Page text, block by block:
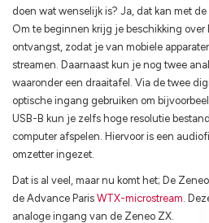
doen wat wenselijk is? Ja, dat kan met
Om te beginnen krijg je beschikking over
ontvangst, zodat je van mobiele
streamen. Daarnaast kun je nog twee
waaronder een draaitafel. Via de twee
optische ingang gebruiken om
USB-B kun je zelfs hoge resolutie
computer afspelen. Hiervoor is een
omzetter ingezet.
Dat is al veel, maar nu komt het; De
de Advance Paris WTX-microstream.
analoge ingang van de Zeneo ZX.